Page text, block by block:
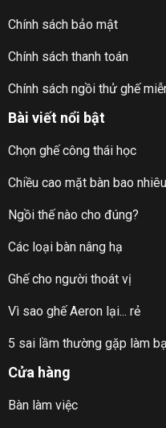
Chính sách bảo mật
Chính sách thanh toán
Chính sách ngồi thử ghế
Bài viết nổi bật
Chọn ghế công thái học
Chiều cao mặt bàn bao
Ngồi thế nào cho đúng?
Các loại bàn nâng hạ
Ghế cho người thoát vị
Vì sao ghế Aeron lại... rẻ
5 sai lầm thường gặp làm
Cửa hàng
Bàn làm việc